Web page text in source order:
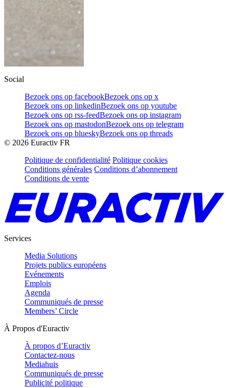
Social
Bezoek ons op facebookBezoek ons op x
Bezoek ons op linkedinBezoek ons op youtube
Bezoek ons op rss-feedBezoek ons op instagram
Bezoek ons op mastodonBezoek ons op telegram
Bezoek ons op blueskyBezoek ons op threads
© 2026 Euractiv FR
Politique de confidentialité Politique cookies
Conditions générales Conditions d’abonnement
Conditions de vente
Services
Media Solutions
Projets publics européens
Evénements
Emplois
Agenda
Communiqués de presse
Members’ Circle
À Propos d'Euractiv
À propos d’Euractiv
Contactez-nous
Mediahuis
Communiqués de presse
Publicité politique